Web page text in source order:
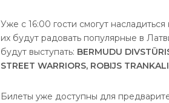
Уже с 16:00 гости смогут
их будут радовать популярные в
будут выступать: BERMUDU
STREET WARRIORS, ROBIJS
Билеты уже доступны для